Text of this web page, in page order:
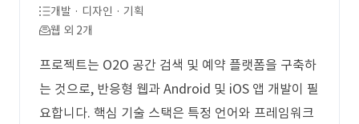
개발 · 디자인 · 기획
웹 외 2개
프로젝트는 O2O 공간 검색 및 예약 플랫폼을 구축하
는 것으로, 반응형 웹과 Android 및 iOS 앱 개발이 필
요합니다. 핵심 기술 스택은 특정 언어와 프레임워크